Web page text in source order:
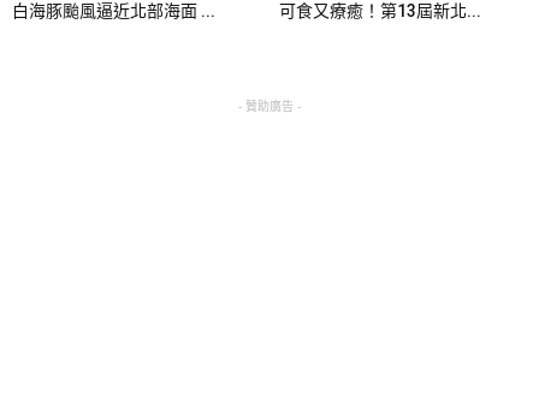
白海豚颱風逼近北部海面 ... 可食又療癒！第13屆新北...
- 贊助廣告 -